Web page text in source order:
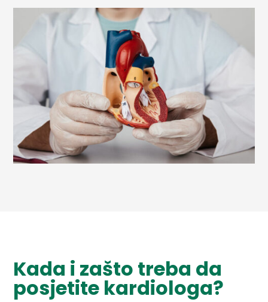
Kada i zašto treba da
posjetite kardiologa?